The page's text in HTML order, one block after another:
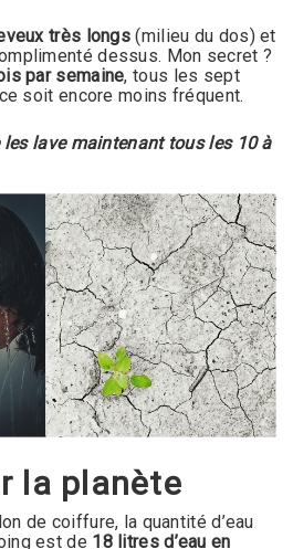
très longs (milieu du dos) et
dessus. Mon secret ?
par semaine, tous les sept
soit encore moins fréquent.
les lave maintenant tous les 10 à
la planète
de coiffure, la quantité d’eau
est de 18 litres d’eau en